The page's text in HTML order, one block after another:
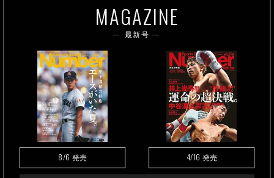
MAGAZINE
最新号
8/6 発売 4/16 発売